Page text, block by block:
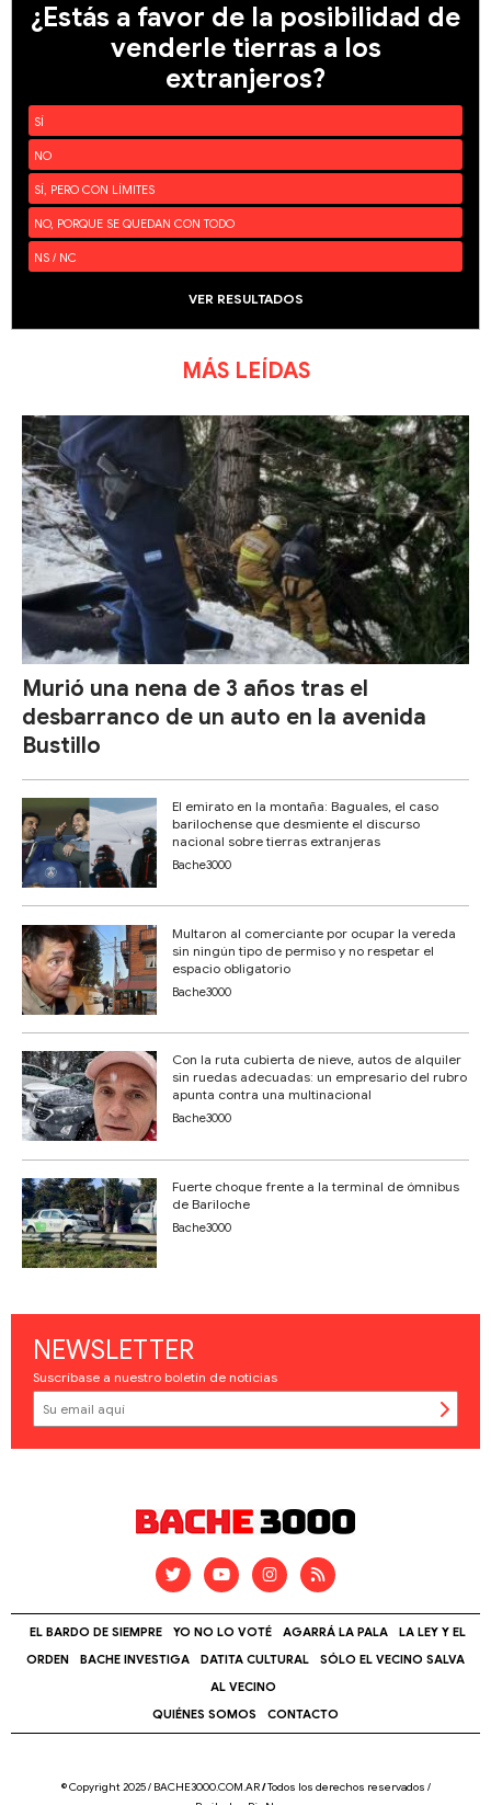
¿Estás a favor de la posibilidad de
venderle tierras a los
extranjeros?
SÍ
NO
SÍ, PERO CON LÍMITES
NO, PORQUE SE QUEDAN CON TODO
NS / NC
VER RESULTADOS
MÁS LEÍDAS
Murió una nena de 3 años tras el
desbarranco de un auto en la avenida
Bustillo
El emirato en la montaña: Baguales, el caso
barilochense que desmiente el discurso
nacional sobre tierras extranjeras
Bache3000
Multaron al comerciante por ocupar la vereda
sin ningún tipo de permiso y no respetar el
espacio obligatorio
Bache3000
Con la ruta cubierta de nieve, autos de alquiler
sin ruedas adecuadas: un empresario del rubro
apunta contra una multinacional
Bache3000
Fuerte choque frente a la terminal de ómnibus
de Bariloche
Bache3000
NEWSLETTER
Suscríbase a nuestro boletín de noticias
EL BARDO DE SIEMPRE YO NO LO VOTÉ AGARRÁ LA PALA
LA LEY Y EL
ORDEN
BACHE INVESTIGA DATITA CULTURAL
SÓLO EL VECINO SALVA
AL VECINO
QUIÉNES SOMOS
CONTACTO
© Copyright 2025 / BACHE3000.COM.AR/Todos los derechos reservados /